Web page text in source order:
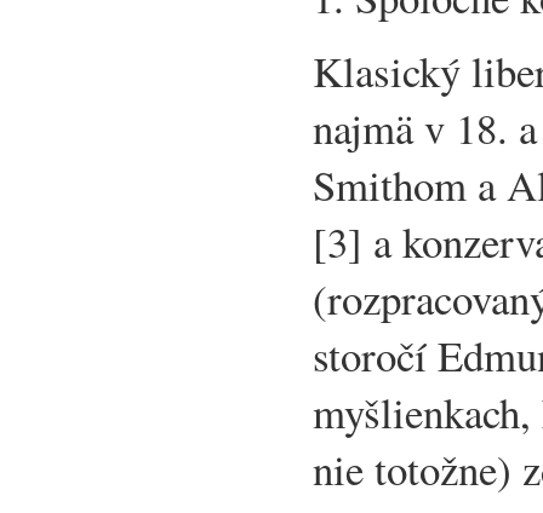
Klasický
najmä v 18.
Smithom a
[3] a
storočí
nie totožne)